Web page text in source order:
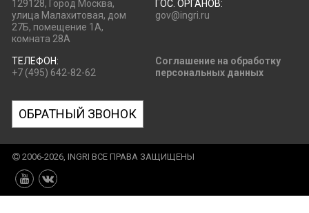
129128, Город Москва,
улица Малахитовая, дом
27Б, помещение 1А,
комната 28А
ГОС. ОРГАНОВ:
gov@ingri.ru
ТЕЛЕФОН:
+7 (495) 642-82-62
Соглашение на обработку
персональных данных
ОБРАТНЫЙ ЗВОНОК
2006-2026, INGRI ВСЕ ПРАВА ЗАЩИЩЕНЫ